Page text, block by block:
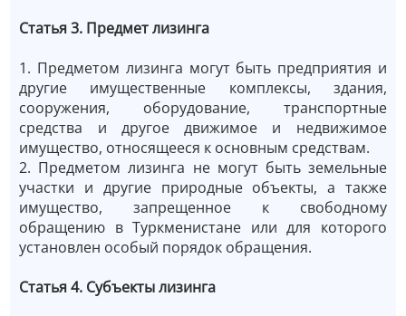
Статья 3. Предмет лизинга
1. Предметом лизинга могут быть предприятия и
другие имущественные комплексы, здания,
сооружения, оборудование, транспортные
средства и другое движимое и недвижимое
имущество, относящееся к основным средствам.
2. Предметом лизинга не могут быть земельные
участки и другие природные объекты, а также
имущество, запрещенное к свободному
обращению в Туркменистане или для которого
установлен особый порядок обращения.
Статья 4. Субъекты лизинга